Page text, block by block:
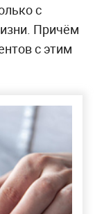
с
Причём
с этим